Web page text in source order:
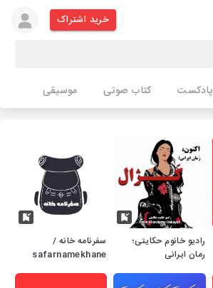
خرید اشتراک
پادکست کتاب صوتی موسیقی
رادیو خانوم حکایتی؛
رمان ایرانی
سفرنامه خانه /
safarnamekhane